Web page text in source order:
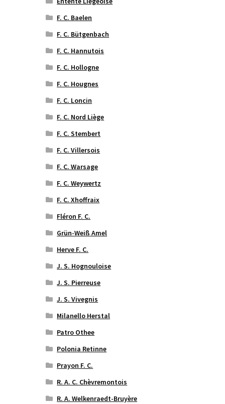
F. C. Baelen
F. C. Bütgenbach
F. C. Hannutois
F. C. Hollogne
F. C. Hougnes
F. C. Loncin
F. C. Nord Liège
F. C. Stembert
F. C. Villersois
F. C. Warsage
F. C. Weywertz
F. C. Xhoffraix
Fléron F. C.
Grün-Weiß Amel
Herve F. C.
J. S. Hognouloise
J. S. Pierreuse
J. S. Vivegnis
Milanello Herstal
Patro Othee
Polonia Retinne
Prayon F. C.
R. A. C. Chèvremontois
R. A. Welkenraedt-Bruyère